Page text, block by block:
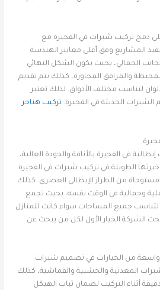
دمج تركيب شبرات في الفجيرة مع
المشاريع وفق أعلى معايير الهندسة
الجمالي، بحيث يكون الشكل النهائي
والمرافق المجاورة، كذلك يتم تقديم
لتناسب مختلف الأذواق. لذلك تعتبر
الحديثة في الفجيرة. تركيب هناجر
في الفجيرة بالأناقة والجودة العالية،
الطويلة في تركيب شبرات في الفجيرة
من الطراز الإيطالي العصري. كذلك
وجمالية في الوقت نفسه، بحيث تجمع
لتناسب جميع المساحات سواء كانت للمنازل
الشركة الخيار الأول لكل من يبحث عن
واسعة من الخيارات في تصميم شبرات
المعدنية والخشبية والقماشية، كذلك
أثناء التركيب لضمان ثبات الهيكل